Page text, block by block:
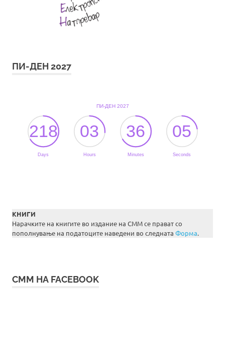
ПИ-ДЕН 2027
КНИГИ
Нарачките на книгите во издание на СММ се прават со
пополнување на податоците наведени во следната Форма.
СММ НА FACEBOOK